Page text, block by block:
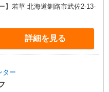
間中
日間：時給1000円）
】若草 北海道釧路市武佐2-13-
詳細を見る
ター